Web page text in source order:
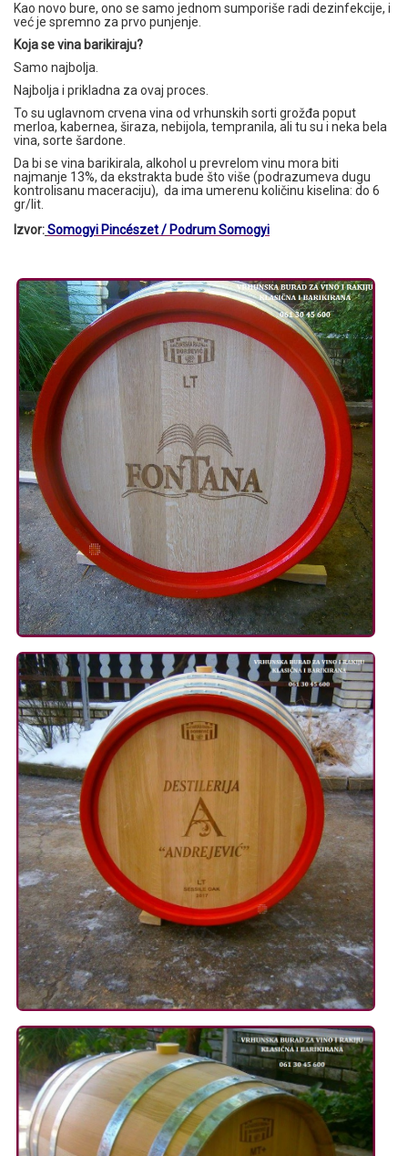
Kao novo bure, ono se samo jednom sumporiše radi dezinfekcije, i
već je spremno za prvo punjenje.
Koja se vina barikiraju?
Samo najbolja.
Najbolja i prikladna za ovaj proces.
To su uglavnom crvena vina od vrhunskih sorti grožđa poput
merloa, kabernea, širaza, nebijola, tempranila, ali tu su i neka bela
vina, sorte šardone.
Da bi se vina barikirala, alkohol u prevrelom vinu mora biti
najmanje 13%, da ekstrakta bude što više (podrazumeva dugu
kontrolisanu maceraciju), da ima umerenu količinu kiselina: do 6
gr/lit.
Izvor:Somogyi Pincészet / Podrum Somogyi